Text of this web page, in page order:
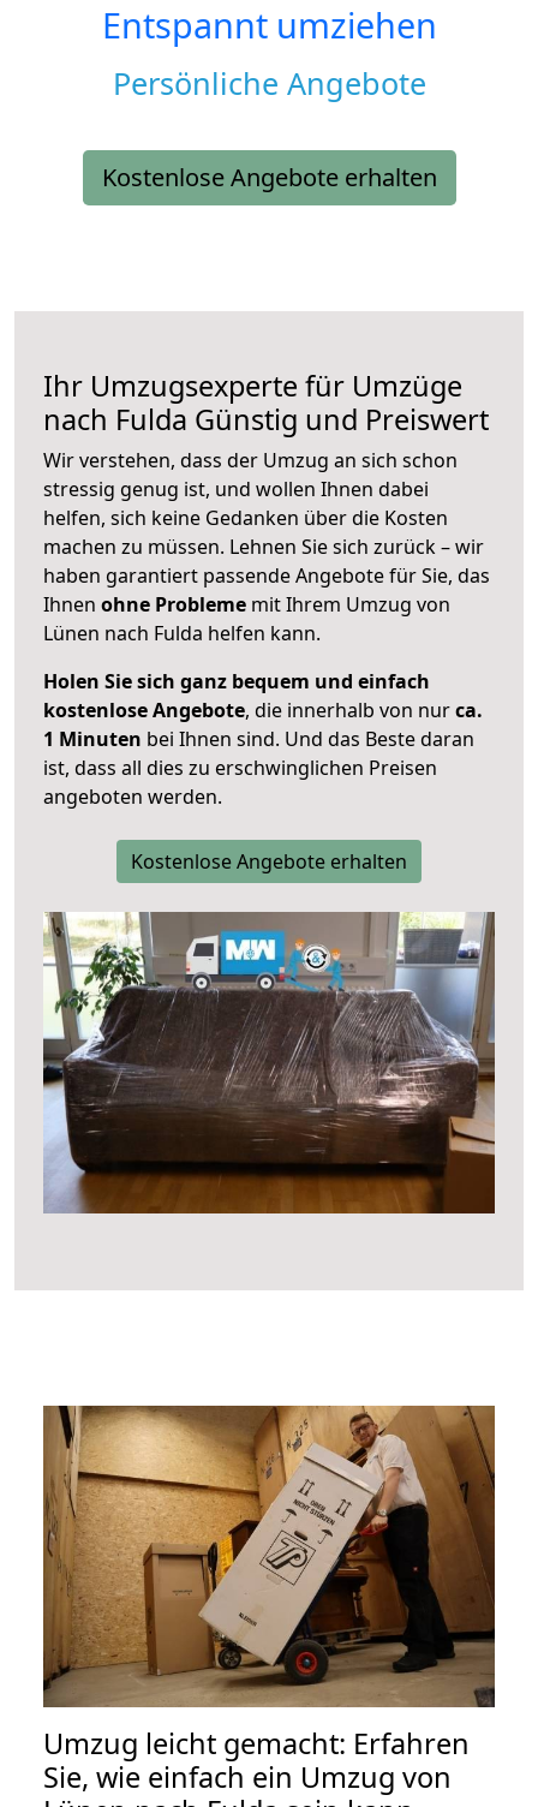
Entspannt umziehen
Persönliche Angebote
Kostenlose Angebote erhalten
Ihr Umzugsexperte für Umzüge
nach Fulda Günstig und Preiswert
Wir verstehen, dass der Umzug an sich schon
stressig genug ist, und wollen Ihnen dabei
helfen, sich keine Gedanken über die Kosten
machen zu müssen. Lehnen Sie sich zurück – wir
haben garantiert passende Angebote für Sie, das
Ihnen ohne Probleme mit Ihrem Umzug von
Lünen nach Fulda helfen kann.
Holen Sie sich ganz bequem und einfach
kostenlose Angebote, die innerhalb von nurca.
1 Minuten bei Ihnen sind. Und das Beste daran
ist, dass all dies zu erschwinglichen Preisen
angeboten werden.
Kostenlose Angebote erhalten
Umzug leicht gemacht: Erfahren
Sie, wie einfach ein Umzug von